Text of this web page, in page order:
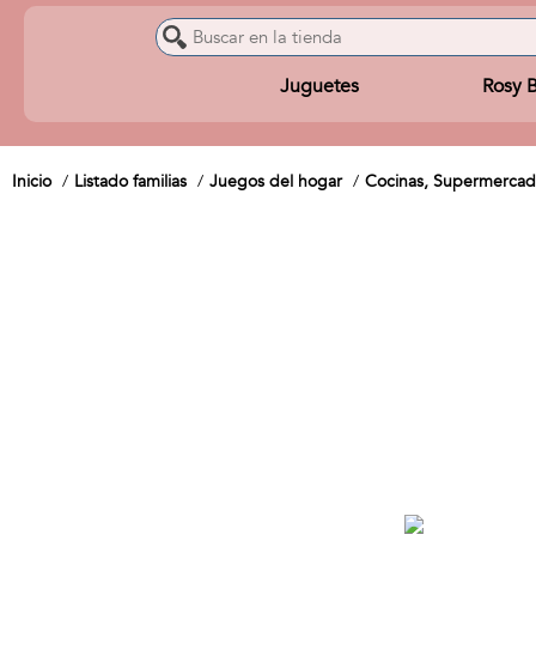
Juguetes Rosy
Inicio Listado familias Juegos del hogar Cocinas,